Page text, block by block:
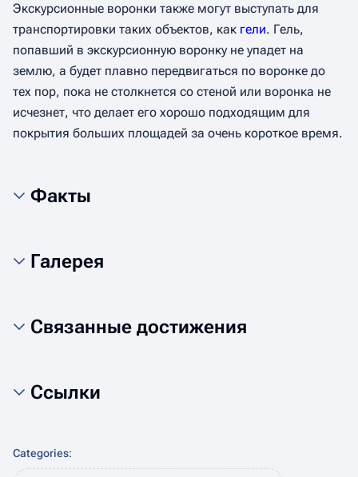
Экскурсионные воронки также могут выступать для
транспортировки таких объектов, как гели. Гель,
попавший в экскурсионную воронку не упадет на
землю, а будет плавно передвигаться по воронке до
тех пор, пока не столкнется со стеной или воронка не
исчезнет, что делает его хорошо подходящим для
покрытия больших площадей за очень короткое время.
Факты
Галерея
Связанные достижения
Ссылки
Categories: